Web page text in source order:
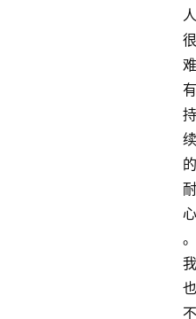
人
很
难
有
持
续
的
耐
心
。
我
也
不